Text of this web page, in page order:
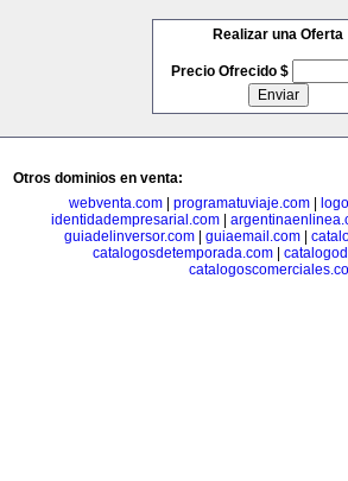
Realizar una Oferta
Precio Ofrecido $
Otros dominios en venta:
webventa.com
programatuviaje.com
identidadempresarial.com
guiadelinversor.com| guiaemail.com|
catalogosdetemporada.com|